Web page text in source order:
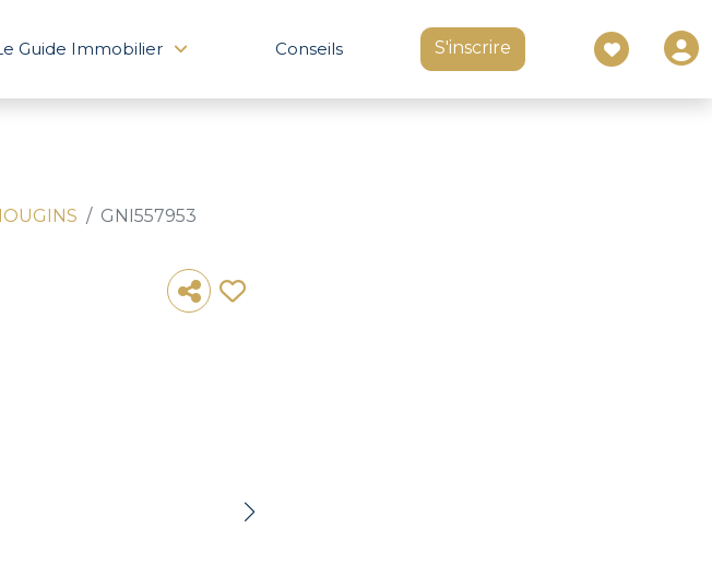
Guide Immobilier Conseils S'inscrire
GNI557953